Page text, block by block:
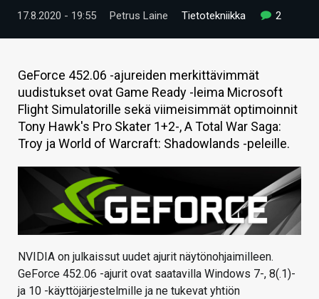
VIDEOT
TECHBBS
TIETOA
HINTA.FI
KAUPPA
HAKU
17.8.2020 - 19:55 Petrus Laine Tietotekniikka 2
GeForce 452.06 -ajureiden merkittävimmät
uudistukset ovat Game Ready -leima Microsoft
Flight Simulatorille sekä viimeisimmät optimoinnit
Tony Hawk's Pro Skater 1+2-, A Total War Saga:
Troy ja World of Warcraft: Shadowlands -peleille.
NVIDIA on julkaissut uudet ajurit näytönohjaimilleen.
GeForce 452.06 -ajurit ovat saatavilla Windows 7-, 8(.1)-
ja 10 -käyttöjärjestelmille ja ne tukevat yhtiön